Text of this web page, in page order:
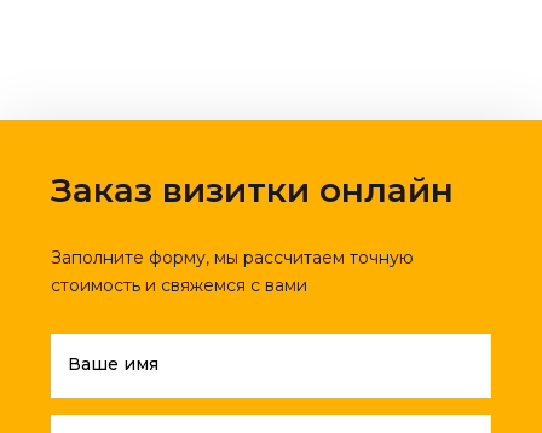
Заказ визитки онлайн
Заполните форму, мы рассчитаем точную
стоимость и свяжемся с вами
Ваше имя